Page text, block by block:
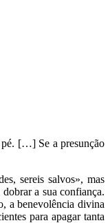
pé. […] Se a presunção
sereis salvos», mas
a sua confiança.
a benevolência divina
para apagar tanta